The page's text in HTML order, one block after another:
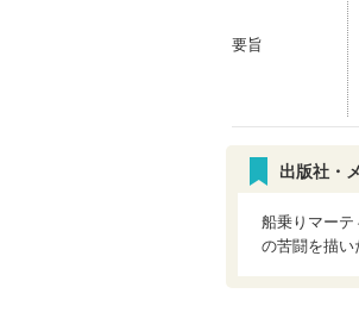
要旨
出版社・
船乗りマーテ
の苦闘を描い